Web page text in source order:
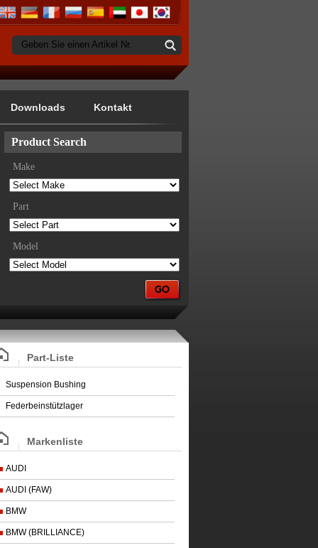
Geben Sie einen Artikel Nr.
Downloads Kontakt
Product Search
Make
Part
Model
Part-Liste
Suspension Bushing
Federbeinstützlager
Markenliste
AUDI
AUDI (FAW)
BMW
BMW (BRILLIANCE)